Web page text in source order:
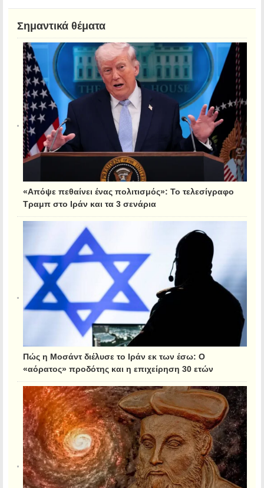
Σημαντικά θέματα
«Απόψε πεθαίνει ένας πολιτισμός»: Το τελεσίγραφο
Τραμπ στο Ιράν και τα 3 σενάρια
Πώς η Μοσάντ διέλυσε το Ιράν εκ των έσω: Ο
«αόρατος» προδότης και η επιχείρηση 30 ετών